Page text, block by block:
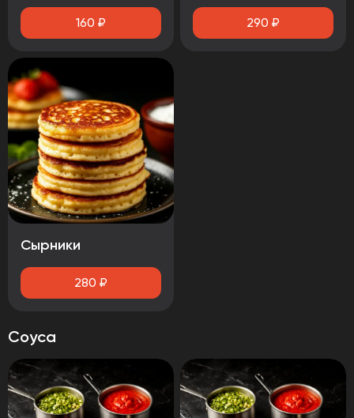
160 ₽ 290 ₽
Сырники
280 ₽
Соуса